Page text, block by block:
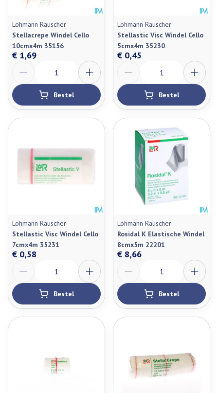
Lohmann Rauscher
Stellacrepe Windel Cello
10cmx4m 35156
€ 1,69
Bestel
Lohmann Rauscher
Stellastic Visc Windel Cello
5cmx4m 35230
€ 0,45
Bestel
Lohmann Rauscher
Stellastic Visc Windel Cello
7cmx4m 35231
€ 0,58
Bestel
Lohmann Rauscher
Rosidal K Elastische Windel
8cmx5m 22201
€ 8,66
Bestel